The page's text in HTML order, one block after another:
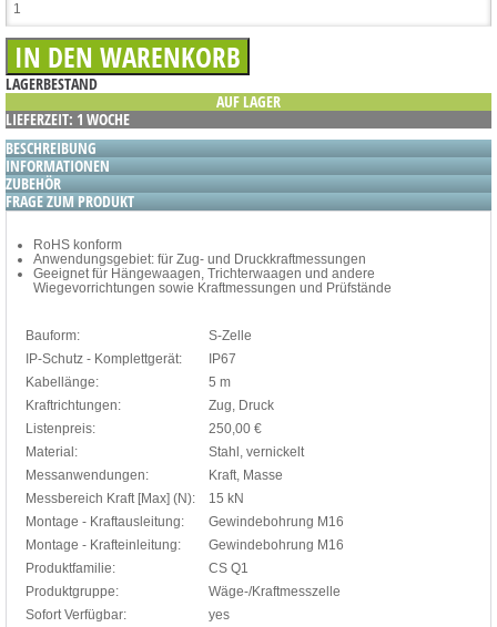
LAGERBESTAND
AUF LAGER
LIEFERZEIT: 1 WOCHE
BESCHREIBUNG
INFORMATIONEN
ZUBEHÖR
FRAGE ZUM PRODUKT
RoHS konform
Anwendungsgebiet: für Zug- und Druckkraftmessungen
Geeignet für Hängewaagen, Trichterwaagen und andere
Wiegevorrichtungen sowie Kraftmessungen und Prüfstände
Bauform:
S-Zelle
IP-Schutz - Komplettgerät:
IP67
Kabellänge:
5 m
Kraftrichtungen:
Zug, Druck
Listenpreis:
250,00 €
Material:
Stahl, vernickelt
Messanwendungen:
Kraft, Masse
Messbereich Kraft [Max] (N):
15 kN
Montage - Kraftausleitung:
Gewindebohrung M16
Montage - Krafteinleitung:
Gewindebohrung M16
Produktfamilie:
CS Q1
Produktgruppe:
Wäge-/Kraftmesszelle
Sofort Verfügbar:
yes